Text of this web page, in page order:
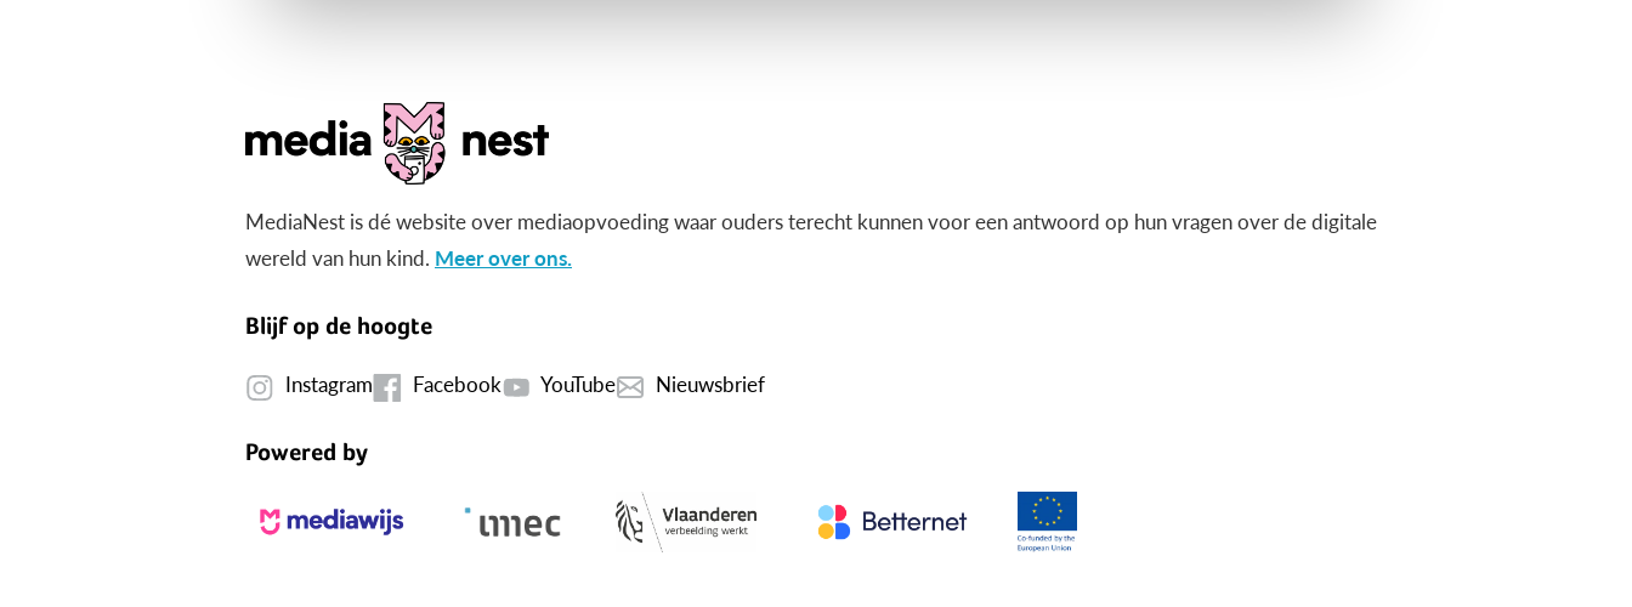
MediaNest is dé website over mediaopvoeding waar ouders terecht kunnen voor een antwoord op hun vragen over de digitale
wereld van hun kind. Meer over ons.
Blijf op de hoogte
Instagram Facebook YouTube Nieuwsbrief
Powered by